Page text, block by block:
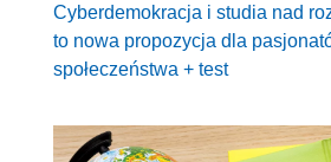
Cyberdemokracja i studia nad
to nowa propozycja dla
społeczeństwa + test